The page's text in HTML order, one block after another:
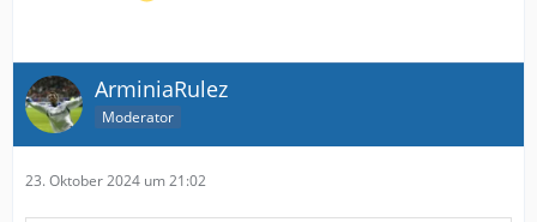
ArminiaRulez
Moderator
23. Oktober 2024 um 21:02